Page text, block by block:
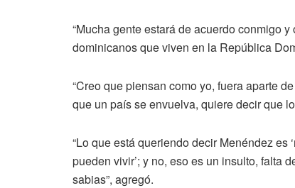
“Mucha gente estará de acuerdo conmigo
dominicanos que viven en la República
“Creo que piensan como yo, fuera aparte
que un país se envuelva, quiere decir que
“Lo que está queriendo decir Menéndez
pueden vivir’; y no, eso es un insulto, falta
sabias”, agregó.